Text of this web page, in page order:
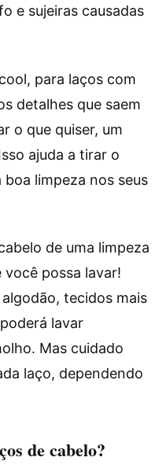
e sujeiras causadas
para laços com
detalhes que saem
o que quiser, um
ajuda a tirar o
limpeza nos seus
de uma limpeza
possa lavar!
tecidos mais
lavar
Mas cuidado
laço, dependendo
de cabelo?